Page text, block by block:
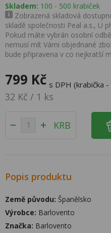
Skladem: 100 - 500 krabiček
Zobrazená skladová
skladě společnosti Peal a.s., U
Pokud máte vybrán osobní
nemusí mít Vámi objednané
bude připravena v co nejkratší
799 Kč s DPH (krabička -
32 Kč / 1 ks
KRB
Popis produktu
Země původu: Španělsko
Výrobce: Barlovento
Značka: Barlovento